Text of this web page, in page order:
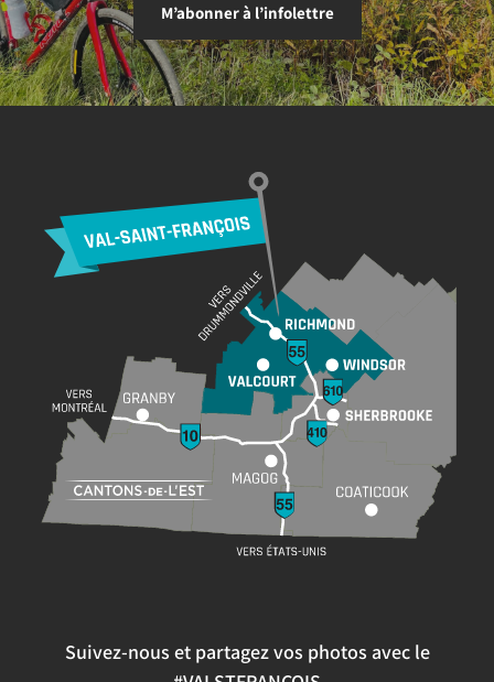
M’abonner à l’infolettre
Suivez-nous et partagez vos photos avec le